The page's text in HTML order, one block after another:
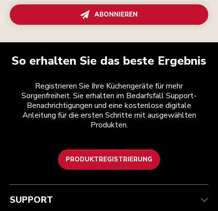
ABONNIEREN
So erhalten Sie das beste Ergebnis
Registrieren Sie Ihre Küchengeräte für mehr
Sorgenfreiheit. Sie erhalten im Bedarfsfall Support-
Benachrichtigungen und eine kostenlose digitale
Anleitung für die ersten Schritte mit ausgewählten
Produkten.
PRODUKTREGISTRIERUNG
Kundenservice
Garantie und Dokumente
Kontaktieren Sie uns.
Teilnahmebedingungen
Rückgaben und Erstattungen
Impressum
Die Marke
Händlersuche
SUPPORT